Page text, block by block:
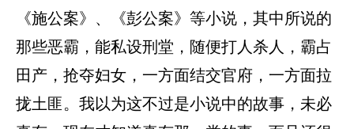
《施公案》、《彭公案》等小说，其中所说的
那些恶霸，能私设刑堂，随便打人杀人，霸占
田产，抢夺妇女，一方面结交官府，一方面拉
拢土匪。我以为这不过是小说中的故事，未必